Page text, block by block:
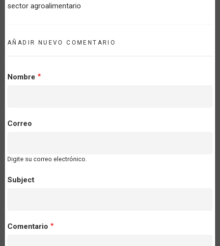
sector agroalimentario
AÑADIR NUEVO COMENTARIO
Nombre
Correo
Digite su correo electrónico.
Subject
Comentario